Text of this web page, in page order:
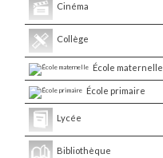
Cinéma
Collège
École maternelle
École primaire
Lycée
Bibliothèque